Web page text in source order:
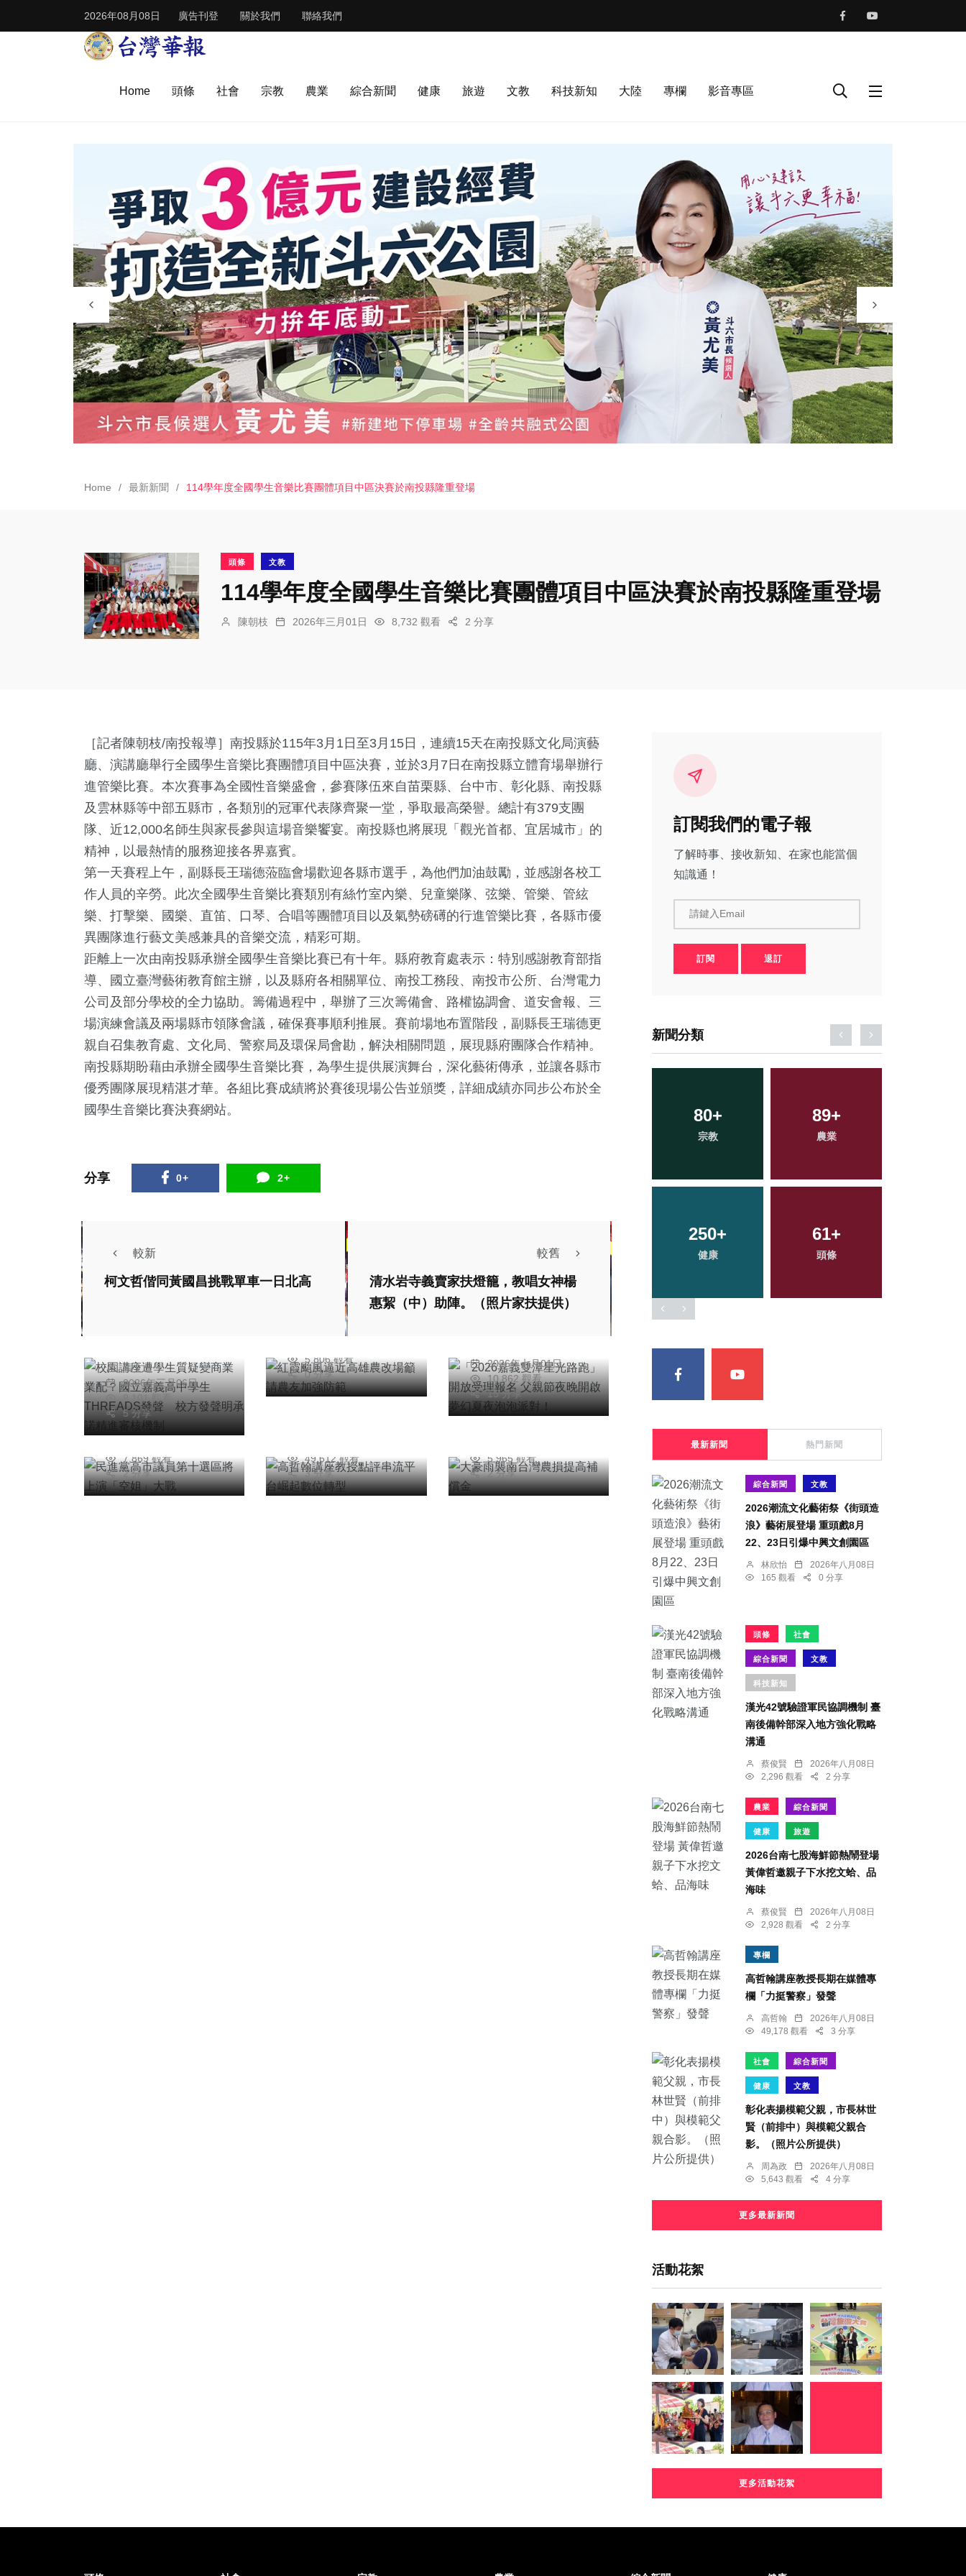
2026年08月08日 廣告刊登 關於我們 聯絡我們
Home 頭條 社會 宗教 農業 綜合新聞 健康 旅遊 文教 科技新知 大陸 專欄 影音專區
Home 最新新聞 114學年度全國學生音樂比賽團體項目中區決賽於南投縣隆重登場
頭條 文教
114學年度全國學生音樂比賽團體項目中區決賽於南投縣隆重登場
陳朝枝 2026年三月01日 8,732 觀看 2 分享
［記者陳朝枝/南投報導］南投縣於115年3月1日至3月15日，連續15天在南投縣文化局演藝
廳、演講廳舉行全國學生音樂比賽團體項目中區決賽，並於3月7日在南投縣立體育場舉辦行
進管樂比賽。本次賽事為全國性音樂盛會，參賽隊伍來自苗栗縣、台中市、彰化縣、南投縣
及雲林縣等中部五縣市，各類別的冠軍代表隊齊聚一堂，爭取最高榮譽。總計有379支團
隊、近12,000名師生與家長參與這場音樂饗宴。南投縣也將展現「觀光首都、宜居城市」的
精神，以最熱情的服務迎接各界嘉賓。
第一天賽程上午，副縣長王瑞德蒞臨會場歡迎各縣市選手，為他們加油鼓勵，並感謝各校工
作人員的辛勞。此次全國學生音樂比賽類別有絲竹室內樂、兒童樂隊、弦樂、管樂、管絃
樂、打擊樂、國樂、直笛、口琴、合唱等團體項目以及氣勢磅礡的行進管樂比賽，各縣市優
異團隊進行藝文美感兼具的音樂交流，精彩可期。
距離上一次由南投縣承辦全國學生音樂比賽已有十年。縣府教育處表示：特別感謝教育部指
導、國立臺灣藝術教育館主辦，以及縣府各相關單位、南投工務段、南投市公所、台灣電力
公司及部分學校的全力協助。籌備過程中，舉辦了三次籌備會、路權協調會、道安會報、三
場演練會議及兩場縣市領隊會議，確保賽事順利推展。賽前場地布置階段，副縣長王瑞德更
親自召集教育處、文化局、警察局及環保局會勘，解決相關問題，展現縣府團隊合作精神。
南投縣期盼藉由承辦全國學生音樂比賽，為學生提供展演舞台，深化藝術傳承，並讓各縣市
優秀團隊展現精湛才華。各組比賽成績將於賽後現場公告並頒獎，詳細成績亦同步公布於全
國學生音樂比賽決賽網站。
分享 0+ 2+
較新
柯文哲偕同黃國昌挑戰單車一日北高
較舊
清水岩寺義賣家扶燈籠，教唱女神楊
惠絜（中）助陣。（照片家扶提供）
綜合新聞 文教
THREADS發聲 校
方發聲明承諾精進審
核機制
張文一
2026年三月06日
5 分享
紅霞颱風逼近高雄農
改場籲請農友加強防
5,806 觀看
0 分享
「2026嘉義雙潭星
光路跑」開放受理報
2026年七月01日
10,862 觀看
15 分享
民進黨高市議員第十
選區將上演「空姐」
大戰
陳信銘
7,869 觀看
2 分享
高哲翰講座教授點評
串流平台崛起數位轉
49,612 觀看
3 分享
綜合新聞
大豪雨襲南台灣農損
提高補償金
5,965 觀看
2 分享
訂閱我們的電子報
了解時事、接收新知、在家也能當個
知識通！
請鍵入Email
訂閱 退訂
新聞分類
141+
旅遊
80+
宗教
89+
農業
250+
健康
61+
頭條
281+
文教
141+
專欄
41+
科技新知
192+
旅遊
最新新聞 熱門新聞
綜合新聞 文教
2026潮流文化藝術祭《街頭造
浪》藝術展登場 重頭戲8月
22、23日引爆中興文創園區
林欣怡
2026年八月08日
165 觀看
0 分享
頭條 社會
綜合新聞 文教
科技新知
漢光42號驗證軍民協調機制 臺
南後備幹部深入地方強化戰略
溝通
蔡俊賢
2026年八月08日
2,296 觀看
2 分享
農業 綜合新聞
健康 旅遊
2026台南七股海鮮節熱鬧登場
黃偉哲邀親子下水挖文蛤、品
海味
蔡俊賢
2026年八月08日
2,928 觀看
2 分享
專欄
高哲翰講座教授長期在媒體專
欄「力挺警察」發聲
高哲翰
2026年八月08日
49,178 觀看
3 分享
社會 綜合新聞
健康 文教
彰化表揚模範父親，市長林世
賢（前排中）與模範父親合
影。（照片公所提供）
周為政
2026年八月08日
5,643 觀看
4 分享
更多最新新聞
活動花絮
更多活動花絮